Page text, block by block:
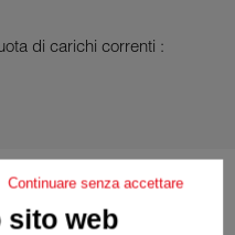
di carichi correnti :
Continuare senza accettare
sito web